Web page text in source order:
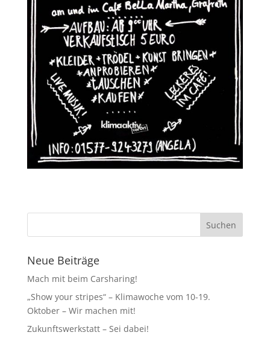
Neue Beiträge
Mach mit beim Carsharing!
„Show your stripes“ – Klimawoche vom 10-19.
Oktober – Wir machen mit!
Zukunftswerkstatt – Sei dabei!